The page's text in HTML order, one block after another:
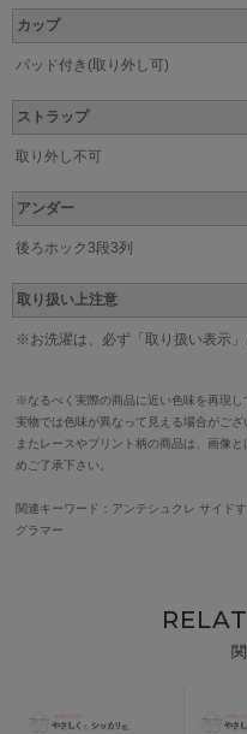
カップ
パッド付き(取り外し可)
ストラップ
取り外し不可
アンダー
後ろホック3段3列
取り扱い上注意
※お洗濯は、必ず「取り扱い表示」
※なるべく実際の商品に近い色味を再現し
実物では色味が異なって見える場合がござ
またレースやプリント柄の商品は、画像
めご了承下さい。
関連キーワード：アンテシュクレ サイド
グラマー